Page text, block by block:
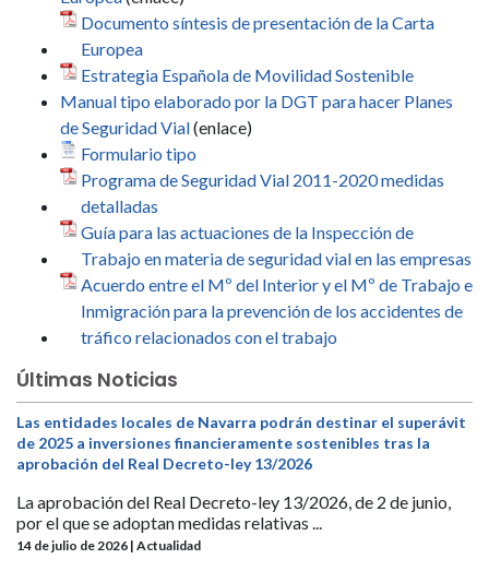
Documento síntesis de presentación de la Carta
Europea
Estrategia Española de Movilidad Sostenible
Manual tipo elaborado por la DGT para hacer Planes
de Seguridad Vial(enlace)
Formulario tipo
Programa de Seguridad Vial 2011-2020 medidas
detalladas
Guía para las actuaciones de la Inspección de
Trabajo en materia de seguridad vial en las empresas
Acuerdo entre el Mº del Interior y el Mº de Trabajo e
Inmigración para la prevención de los accidentes de
tráfico relacionados con el trabajo
Últimas Noticias
Las entidades locales de Navarra podrán destinar el superávit
de 2025 a inversiones financieramente sostenibles tras la
aprobación del Real Decreto-ley 13/2026
La aprobación del Real Decreto-ley 13/2026, de 2 de junio,
por el que se adoptan medidas relativas ...
14 de julio de 2026 | Actualidad